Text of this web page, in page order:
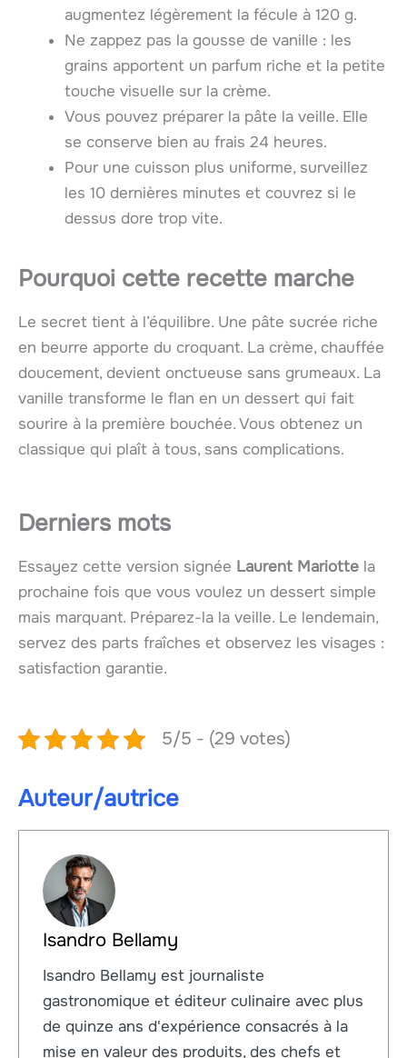
augmentez légèrement la fécule à 120 g.
Ne zappez pas la gousse de vanille : les
grains apportent un parfum riche et la petite
touche visuelle sur la crème.
Vous pouvez préparer la pâte la veille. Elle
se conserve bien au frais 24 heures.
Pour une cuisson plus uniforme, surveillez
les 10 dernières minutes et couvrez si le
dessus dore trop vite.
Pourquoi cette recette marche
Le secret tient à l’équilibre. Une pâte sucrée riche
en beurre apporte du croquant. La crème, chauffée
doucement, devient onctueuse sans grumeaux. La
vanille transforme le flan en un dessert qui fait
sourire à la première bouchée. Vous obtenez un
classique qui plaît à tous, sans complications.
Derniers mots
Essayez cette version signée Laurent Mariotte la
prochaine fois que vous voulez un dessert simple
mais marquant. Préparez-la la veille. Le lendemain,
servez des parts fraîches et observez les visages :
satisfaction garantie.
5/5 - (29 votes)
Auteur/autrice
Isandro Bellamy
Isandro Bellamy est journaliste
gastronomique et éditeur culinaire avec plus
de quinze ans d'expérience consacrés à la
mise en valeur des produits, des chefs et